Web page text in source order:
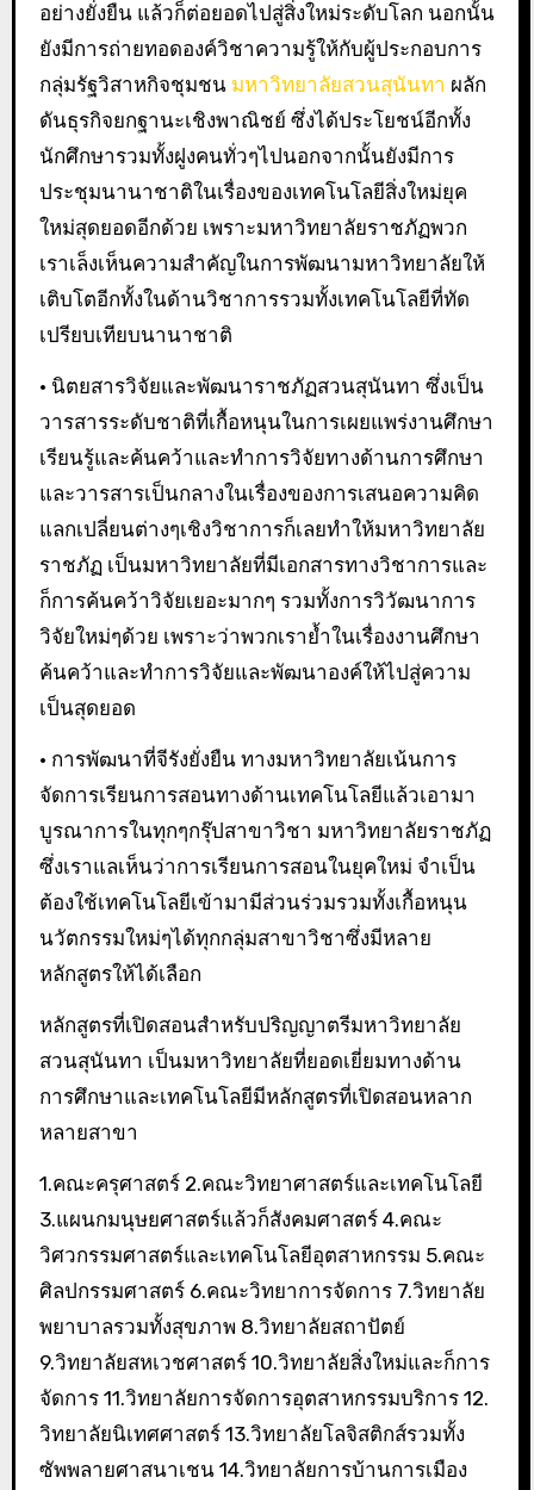
อย่างยั่งยืน แล้วก็ต่อยอดไปสู่สิ่งใหม่ระดับโลก นอกนั้น
ยังมีการถ่ายทอดองค์วิชาความรู้ให้กับผู้ประกอบการ
กลุ่มรัฐวิสาหกิจชุมชน มหาวิทยาลัยสวนสุนันทา ผลัก
ดันธุรกิจยกฐานะเชิงพาณิชย์ ซึ่งได้ประโยชน์อีกทั้ง
นักศึกษารวมทั้งฝูงคนทั่วๆไปนอกจากนั้นยังมีการ
ประชุมนานาชาติในเรื่องของเทคโนโลยีสิ่งใหม่ยุค
ใหม่สุดยอดอีกด้วย เพราะมหาวิทยาลัยราชภัฏพวก
เราเล็งเห็นความสำคัญในการพัฒนามหาวิทยาลัยให้
เติบโตอีกทั้งในด้านวิชาการรวมทั้งเทคโนโลยีที่ทัด
เปรียบเทียบนานาชาติ
• นิตยสารวิจัยและพัฒนาราชภัฏสวนสุนันทา ซึ่งเป็น
วารสารระดับชาติที่เกื้อหนุนในการเผยแพร่งานศึกษา
เรียนรู้และค้นคว้าและทำการวิจัยทางด้านการศึกษา
และวารสารเป็นกลางในเรื่องของการเสนอความคิด
แลกเปลี่ยนต่างๆเชิงวิชาการก็เลยทำให้มหาวิทยาลัย
ราชภัฏ เป็นมหาวิทยาลัยที่มีเอกสารทางวิชาการและ
ก็การค้นคว้าวิจัยเยอะมากๆ รวมทั้งการวิวัฒนาการ
วิจัยใหม่ๆด้วย เพราะว่าพวกเราย้ำในเรื่องงานศึกษา
ค้นคว้าและทำการวิจัยและพัฒนาองค์ให้ไปสู่ความ
เป็นสุดยอด
• การพัฒนาที่จีรังยั่งยืน ทางมหาวิทยาลัยเน้นการ
จัดการเรียนการสอนทางด้านเทคโนโลยีแล้วเอามา
บูรณาการในทุกๆกรุ๊ปสาขาวิชา มหาวิทยาลัยราชภัฏ
ซึ่งเราแลเห็นว่าการเรียนการสอนในยุคใหม่ จำเป็น
ต้องใช้เทคโนโลยีเข้ามามีส่วนร่วมรวมทั้งเกื้อหนุน
นวัตกรรมใหม่ๆได้ทุกกลุ่มสาขาวิชาซึ่งมีหลาย
หลักสูตรให้ได้เลือก
หลักสูตรที่เปิดสอนสำหรับปริญญาตรีมหาวิทยาลัย
สวนสุนันทา เป็นมหาวิทยาลัยที่ยอดเยี่ยมทางด้าน
การศึกษาและเทคโนโลยีมีหลักสูตรที่เปิดสอนหลาก
หลายสาขา
1.คณะครุศาสตร์ 2.คณะวิทยาศาสตร์และเทคโนโลยี
3.แผนกมนุษยศาสตร์แล้วก็สังคมศาสตร์ 4.คณะ
วิศวกรรมศาสตร์และเทคโนโลยีอุตสาหกรรม 5.คณะ
ศิลปกรรมศาสตร์ 6.คณะวิทยาการจัดการ 7.วิทยาลัย
พยาบาลรวมทั้งสุขภาพ 8.วิทยาลัยสถาปัตย์
9.วิทยาลัยสหเวชศาสตร์ 10.วิทยาลัยสิ่งใหม่และก็การ
จัดการ 11.วิทยาลัยการจัดการอุตสาหกรรมบริการ 12.
วิทยาลัยนิเทศศาสตร์ 13.วิทยาลัยโลจิสติกส์รวมทั้ง
ซัพพลายศาสนาเชน 14.วิทยาลัยการบ้านการเมือง